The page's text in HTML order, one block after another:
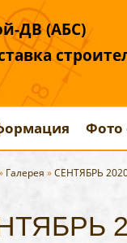
ДВ (АБС)
Фото
Галерея »СЕНТЯБРЬ